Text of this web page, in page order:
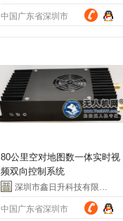
中国广东省深圳市
80公里空对地图数一体实时视
频双向控制系统
深圳市鑫日升科技有限公司
中国广东省深圳市